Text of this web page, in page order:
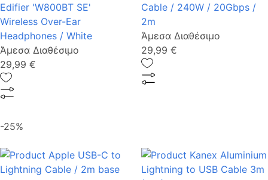
Edifier 'W800BT SE'
Wireless Over-Ear
Headphones / White
Άμεσα Διαθέσιμο
29,99 €
-25%
Cable / 240W / 20Gbps /
2m
Άμεσα Διαθέσιμο
29,99 €